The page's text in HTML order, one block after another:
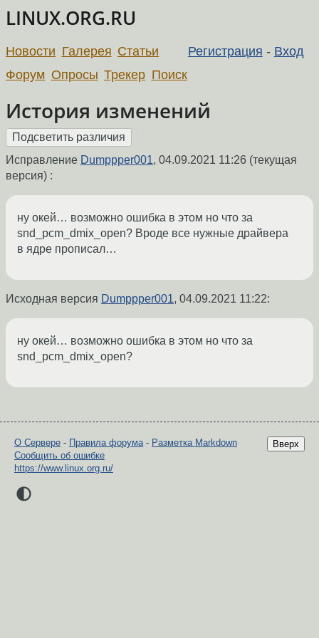
LINUX.ORG.RU
Регистрация - Вход
Новости Галерея Статьи
Форум Опросы Трекер Поиск
История изменений
Исправление Dumppper001, 04.09.2021 11:26 (текущая
версия) :
ну окей… возможно ошибка в этом но что за
snd_pcm_dmix_open? Вроде все нужные драйвера
в ядре прописал…
Исходная версия Dumppper001, 04.09.2021 11:22:
ну окей… возможно ошибка в этом но что за
snd_pcm_dmix_open?
Вверх
О Сервере - Правила форума- Разметка Markdown
Сообщить об ошибке
https://www.linux.org.ru/